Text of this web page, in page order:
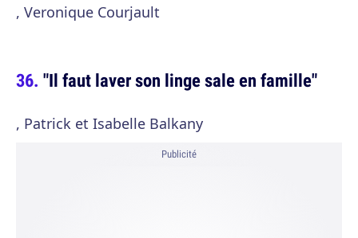
, Veronique Courjault
"Il faut laver son linge sale en famille"
, Patrick et Isabelle Balkany
Publicité